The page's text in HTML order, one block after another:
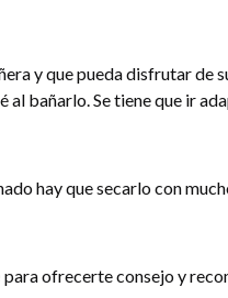
y que pueda disfrutar de
bañarlo. Se tiene que ir
hay que secarlo con
para ofrecerte consejo y